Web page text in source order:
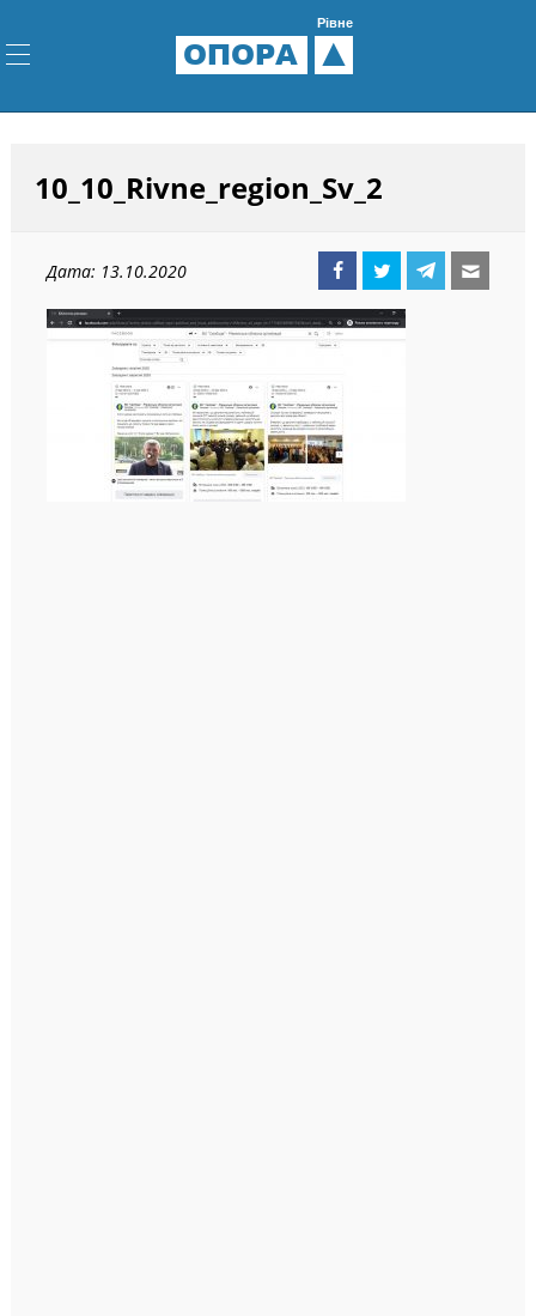
ОПОРА
Рівне
10_10_Rivne_region_Sv_2
Дата: 13.10.2020